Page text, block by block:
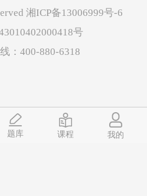
题库 课程 我的
湘ICP备13006999号-6
号
：400-880-6318